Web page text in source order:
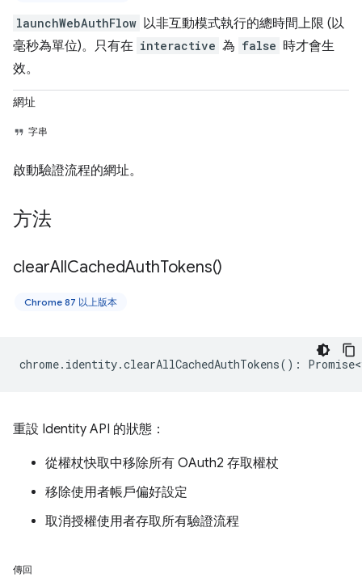
launchWebAuthFlow 以非互動模式執行的總時間上限 (以
毫秒為單位)。只有在 interactive 為 false 時才會生
效。
網址
字串
啟動驗證流程的網址。
方法
clearAllCachedAuthTokens()
Chrome 87 以上版本
chrome. identity.clearAllCachedAuthTokens() :
重設 Identity API 的狀態：
從權杖快取中移除所有 OAuth2 存取權杖
移除使用者帳戶偏好設定
取消授權使用者存取所有驗證流程
傳回